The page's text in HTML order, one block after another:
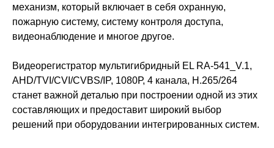
механизм, который включает в себя охранную,
пожарную систему, систему контроля доступа,
видеонаблюдение и многое другое.
Видеорегистратор мультигибридный EL RA-541_V.1,
AHD/TVI/CVI/CVBS/IP, 1080Р, 4 канала, H.265/264
станет важной деталью при построении одной из этих
составляющих и предоставит широкий выбор
решений при оборудовании интегрированных систем.